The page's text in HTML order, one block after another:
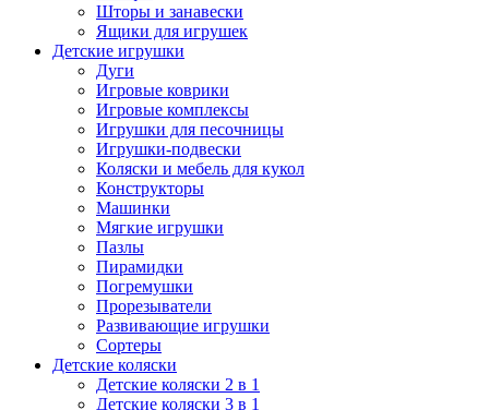
Шторы и занавески
Ящики для игрушек
Детские игрушки
Дуги
Игровые коврики
Игровые комплексы
Игрушки для песочницы
Игрушки-подвески
Коляски и мебель для кукол
Конструкторы
Машинки
Мягкие игрушки
Пазлы
Пирамидки
Погремушки
Прорезыватели
Развивающие игрушки
Сортеры
Детские коляски
Детские коляски 2 в 1
Детские коляски 3 в 1